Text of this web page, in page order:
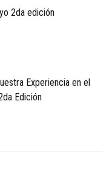
2da edición
Experiencia en el
Edición